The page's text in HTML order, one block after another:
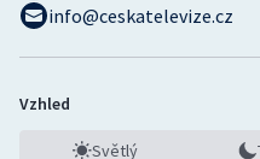
info@ceskatelevize.cz
Vzhled
Světlý